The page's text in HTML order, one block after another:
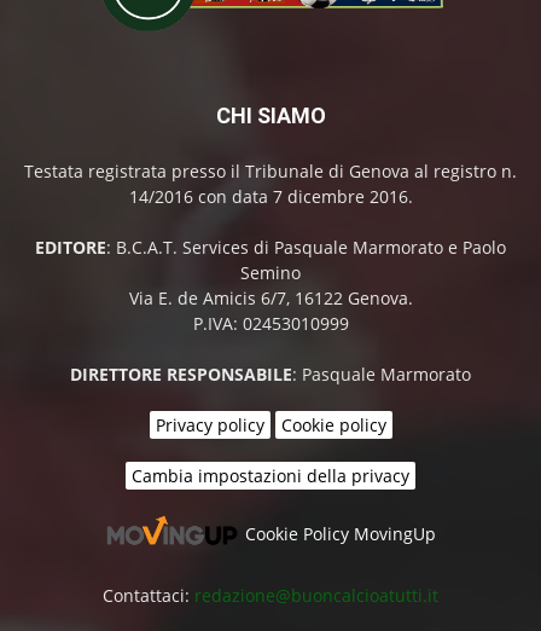
CHI SIAMO
Testata registrata presso il Tribunale di Genova al registro n.
14/2016 con data 7 dicembre 2016.
EDITORE: B.C.A.T. Services di Pasquale Marmorato e Paolo
Semino
Via E. de Amicis 6/7, 16122 Genova.
P.IVA: 02453010999
DIRETTORE RESPONSABILE: Pasquale Marmorato
Privacy policy Cookie policy
Cambia impostazioni della privacy
Cookie Policy MovingUp
Contattaci: redazione@buoncalcioatutti.it